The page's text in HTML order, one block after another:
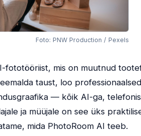
Foto: PNW Production / Pexels
fototööriist, mis on muutnud
taust, loo professionaalsed
— kõik AI-ga,
ja müüjale on see üks
mida PhotoRoom AI teeb.